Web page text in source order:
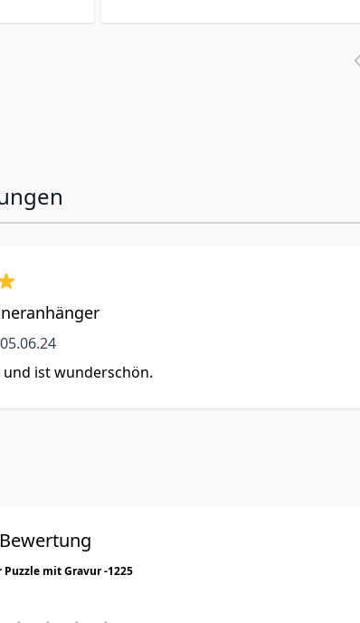
5. Juni 2024
05.06.24
ist wunderschön.
mit Gravur -1225